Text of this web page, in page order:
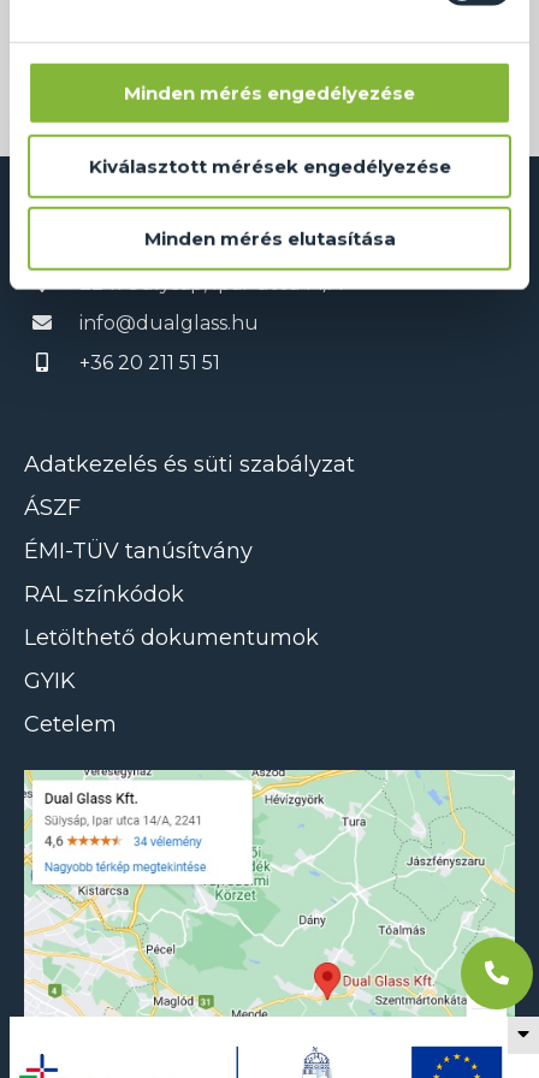
Minden mérés engedélyezése
Kiválasztott mérések engedélyezése
Minden mérés elutasítása
érdeklődjön munkatársainknál, elérhetőségeink
valamennyién!
Dual Glass Kft.
info@dualglass.hu
+36 20 211 51 51
Adatkezelés és süti szabályzat
ÁSZF
ÉMI-TÜV tanúsítvány
RAL színkódok
Letölthető dokumentumok
GYIK
Cetelem